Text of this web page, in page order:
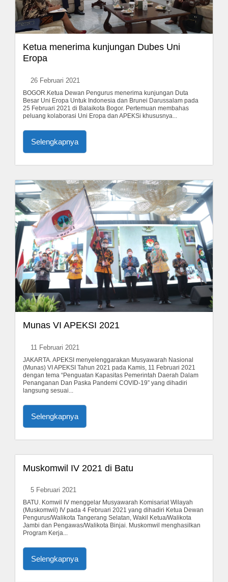
Ketua menerima kunjungan Dubes Uni
Eropa
26 Februari 2021
BOGOR.Ketua Dewan Pengurus menerima kunjungan Duta
Besar Uni Eropa Untuk Indonesia dan Brunei Darussalam pada
25 Februari 2021 di Balaikota Bogor. Pertemuan membahas
peluang kolaborasi Uni Eropa dan APEKSi khususnya...
Selengkapnya
Munas VI APEKSI 2021
11 Februari 2021
JAKARTA. APEKSI menyelenggarakan Musyawarah Nasional
(Munas) VI APEKSI Tahun 2021 pada Kamis, 11 Februari 2021
dengan tema “Penguatan Kapasitas Pemerintah Daerah Dalam
Penanganan Dan Paska Pandemi COVID-19” yang dihadiri
langsung sesuai...
Selengkapnya
Muskomwil IV 2021 di Batu
5 Februari 2021
BATU. Komwil IV menggelar Musyawarah Komisariat Wilayah
(Muskomwil) IV pada 4 Februari 2021 yang dihadiri Ketua Dewan
Pengurus/Walikota Tangerang Selatan, Wakil Ketua/Walikota
Jambi dan Pengawas/Walikota Binjai. Muskomwil menghasilkan
Program Kerja...
Selengkapnya